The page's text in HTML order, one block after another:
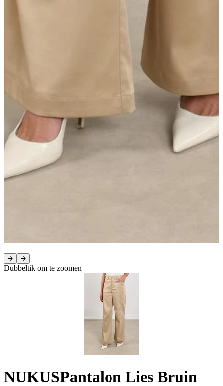
Dubbeltik om te zoomen
NUKUSPantalon Lies Bruin